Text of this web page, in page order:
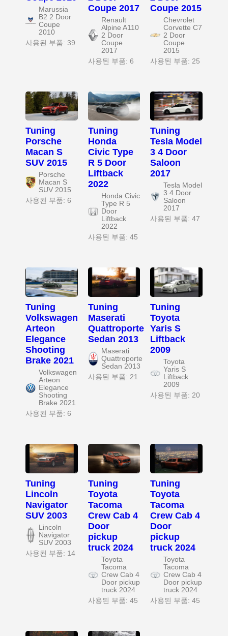
Marussia
B2 2 Door
Coupe
2010
사용된 부품: 39
Coupe 2017
Renault
Alpine A110
2 Door
Coupe
2017
사용된 부품: 6
Coupe 2015
Chevrolet
Corvette C7
2 Door
Coupe
2015
사용된 부품: 25
Tuning
Porsche
Macan S
SUV 2015
Porsche
Macan S
SUV 2015
사용된 부품: 6
Tuning
Honda
Civic Type
R 5 Door
Liftback
2022
Honda Civic
Type R 5
Door
Liftback
2022
사용된 부품: 45
Tuning
Tesla Model
3 4 Door
Saloon
2017
Tesla Model
3 4 Door
Saloon
2017
사용된 부품: 47
Tuning
Volkswagen
Arteon
Elegance
Shooting
Brake 2021
Volkswagen
Arteon
Elegance
Shooting
Brake 2021
사용된 부품: 6
Tuning
Maserati
Quattroporte
Sedan 2013
Maserati
Quattroporte
Sedan 2013
사용된 부품: 21
Tuning
Toyota
Yaris S
Liftback
2009
Toyota
Yaris S
Liftback
2009
사용된 부품: 20
Tuning
Lincoln
Navigator
SUV 2003
Lincoln
Navigator
SUV 2003
사용된 부품: 14
Tuning
Toyota
Tacoma
Crew Cab 4
Door
pickup
truck 2024
Toyota
Tacoma
Crew Cab 4
Door pickup
truck 2024
사용된 부품: 45
Tuning
Toyota
Tacoma
Crew Cab 4
Door
pickup
truck 2024
Toyota
Tacoma
Crew Cab 4
Door pickup
truck 2024
사용된 부품: 45